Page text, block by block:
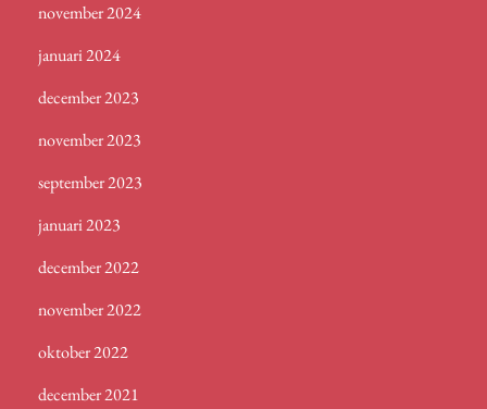
november 2024
januari 2024
december 2023
november 2023
september 2023
januari 2023
december 2022
november 2022
oktober 2022
december 2021